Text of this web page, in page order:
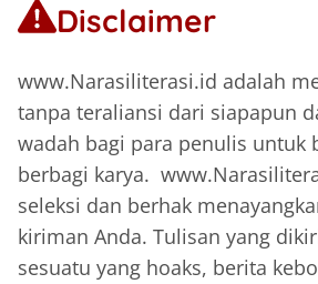
Disclaimer
www.Narasiliterasi.id adalah
tanpa teraliansi dari siapapun
wadah bagi para penulis untuk
berbagi karya.
seleksi dan berhak
kiriman Anda. Tulisan yang
sesuatu yang hoaks, berita